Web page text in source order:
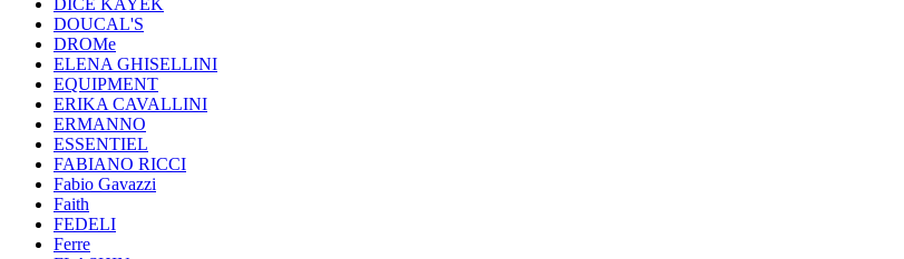
DICE KAYEK
DOUCAL'S
DROMe
ELENA GHISELLINI
EQUIPMENT
ERIKA CAVALLINI
ERMANNO
ESSENTIEL
FABIANO RICCI
Fabio Gavazzi
Faith
FEDELI
Ferre